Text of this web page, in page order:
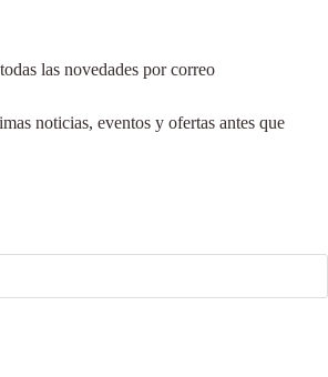
las novedades por correo
noticias, eventos y ofertas antes que